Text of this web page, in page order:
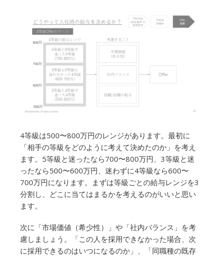
4等級は500〜800万円のレンジがあります。最初に
「相手の等級をどのように考えて決めたのか」を考え
ます。5等級と迷ったなら700〜800万円、3等級と迷
ったなら500〜600万円、迷わずに4等級なら600〜
700万円になります。まずは等級ごとの給与レンジを3
分割し、どこに当てはまるかを考えるのがいいと思い
ます。
次に「市場価値（希少性）」や「社内バランス」を考
慮しましょう。「この人を採用できなかった場合、次
に採用できるのはいつになるのか」、「同職種の既存